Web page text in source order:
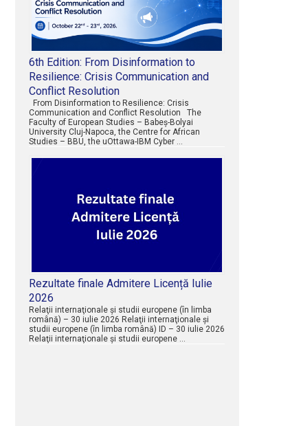
6th Edition: From Disinformation to
Resilience: Crisis Communication and
Conflict Resolution
From Disinformation to Resilience: Crisis
Communication and Conflict Resolution The
Faculty of European Studies – Babeș-Bolyai
University Cluj-Napoca, the Centre for African
Studies – BBU, the uOttawa-IBM Cyber …
Rezultate finale Admitere Licență Iulie
2026
Relaţii internaţionale şi studii europene (în limba
română) – 30 iulie 2026 Relaţii internaţionale şi
studii europene (în limba română) ID – 30 iulie 2026
Relaţii internaţionale şi studii europene …